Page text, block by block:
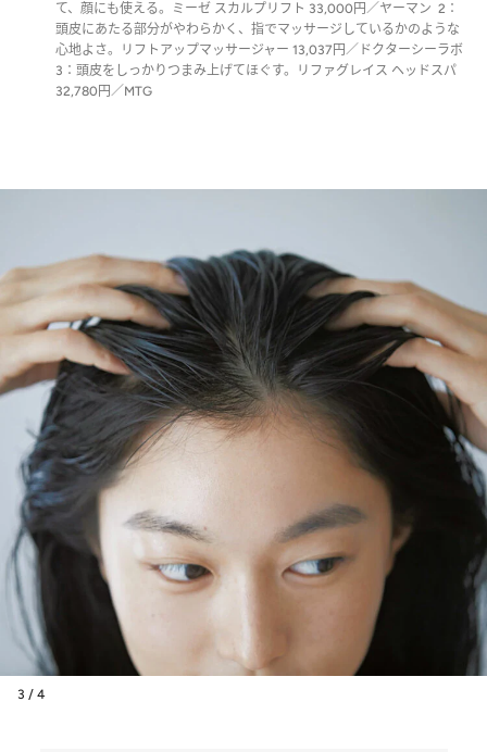
て、顔にも使える。ミーゼ スカルプリフト 33,000円／ヤーマン 2：
頭皮にあたる部分がやわらかく、指でマッサージしているかのような
心地よさ。リフトアップマッサージャー 13,037円／ドクターシーラボ
3：頭皮をしっかりつまみ上げてほぐす。リファグレイス ヘッドスパ
32,780円／MTG
3 / 4